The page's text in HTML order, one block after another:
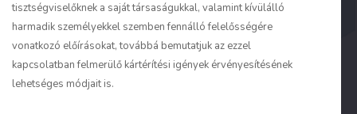
tisztségviselőknek a saját társaságukkal, valamint kívülálló
harmadik személyekkel szemben fennálló felelősségére
vonatkozó előírásokat, továbbá bemutatjuk az ezzel
kapcsolatban felmerülő kártérítési igények érvényesítésének
lehetséges módjait is.